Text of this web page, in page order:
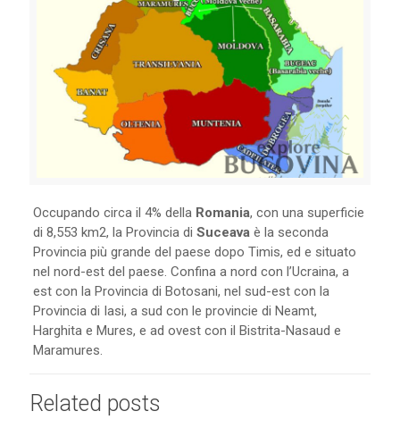
Occupando circa il 4% della Romania, con una superficie
di 8,553 km2, la Provincia di Suceava è la seconda
Provincia più grande del paese dopo Timis, ed e situato
nel nord-est del paese. Confina a nord con l’Ucraina, a
est con la Provincia di Botosani, nel sud-est con la
Provincia di Iasi, a sud con le provincie di Neamt,
Harghita e Mures, e ad ovest con il Bistrita-Nasaud e
Maramures.
Related posts